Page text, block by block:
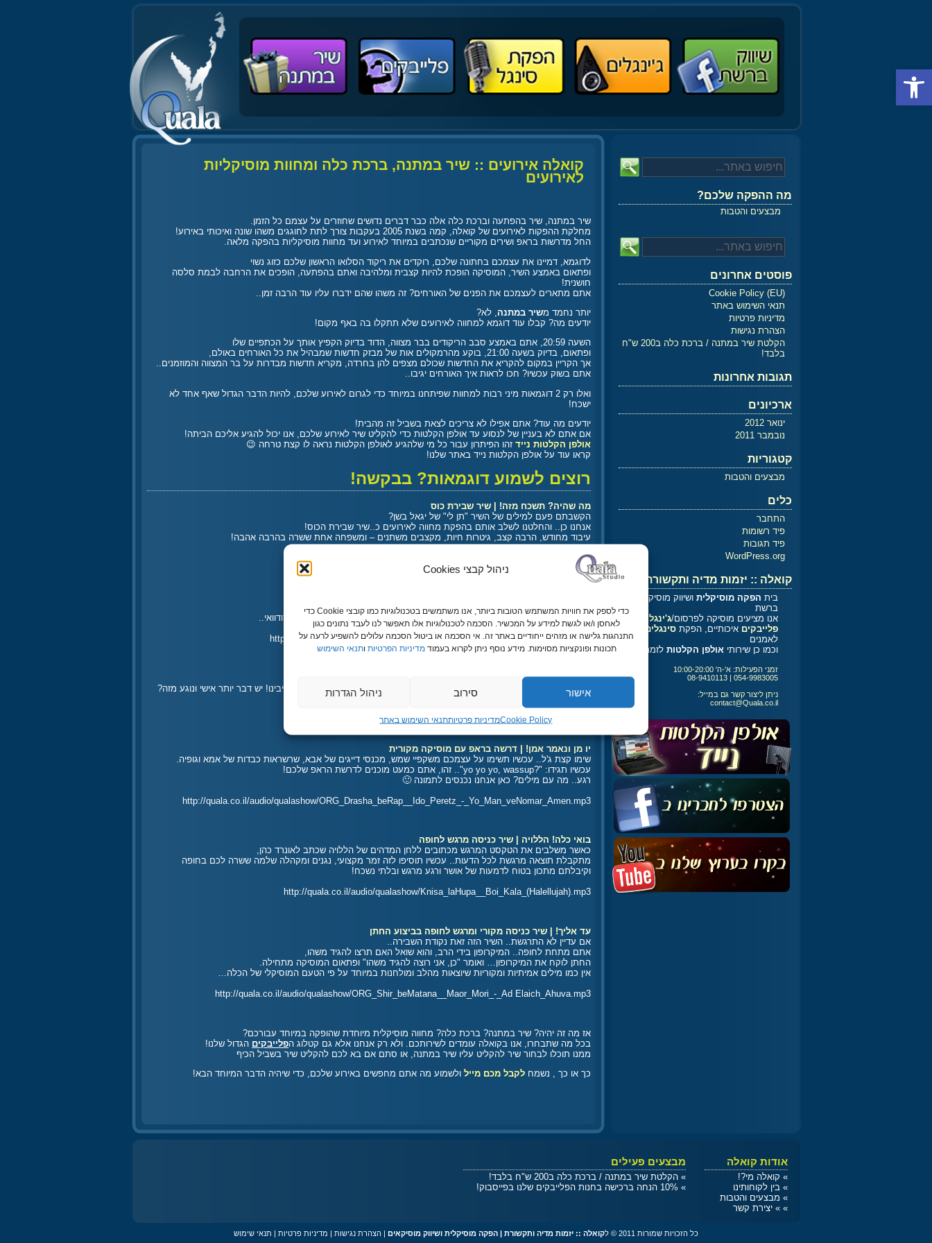
פתח סרגל נגישות
ניהול קבצי Cookies
כדי לספק את חוויות המשתמש הטובות ביותר, אנו משתמשים בטכנולוגיות כמו קובצי Cookie כדי
לאחסן ו/או לגשת למידע על המכשיר. הסכמה לטכנולוגיות אלו תאפשר לנו לעבד נתונים כגון
התנהגות גלישה או מזהים ייחודיים באתר זה. אי הסכמה או ביטול הסכמה עלולים להשפיע לרעה על
תכונות ופונקציות מסוימות. מידע נוסף ניתן לקרוא בעמודמדיניות הפרטיות ותנאי השימוש
אישור סירוב ניהול הגדרות
Cookie Policyמדיניות פרטיותתנאי השימוש באתר
קואלה אירועים :: שיר במתנה, ברכת כלה ומחוות מוסיקליות
לאירועים
שיר במתנה, שיר בהפתעה וברכת כלה אלה כבר דברים נדושים שחוזרים על עצמם כל הזמן.
מחלקת ההפקות לאירועים של קואלה, קמה בשנת 2005 בעקבות צורך לתת לחוגגים משהו שונה ואיכותי באירוע!
החל מדרשות בראפ ושירים מקוריים שנכתבים במיוחד לאירוע ועד מחוות מוסיקליות בהפקה מלאה.
לדוגמא, דמיינו את עצמכם בחתונה שלכם, רוקדים את ריקוד הסלואו הראשון שלכם כזוג נשוי
ופתאום באמצע השיר, המוסיקה הופכת להיות קצבית ומלהיבה ואתם בהפתעה, הופכים את הרחבה לבמת סלסה
חושנית!
אתם מתארים לעצמכם את הפנים של האורחים? זה משהו שהם ידברו עליו עוד הרבה זמן..
יותר נחמד משיר במתנה , לא?
יודעים מה? קבלו עוד דוגמא למחווה לאירועים שלא תתקלו בה באף מקום!
השעה 20:59, אתם באמצע סבב הריקודים בבר מצווה, הדוד בדיוק הקפיץ אותך על הכתפיים שלו
ופתאום, בדיוק בשעה 21:00, בוקע מהרמקולים אות של מבזק חדשות שמבהיל את כל האורחים באולם,
אך הקריין במקום להקריא את החדשות שכולם מצפים להן בחרדה, מקריא חדשות מבדרות על בר המצווה והמוזמנים..
אתם בשוק עכשיו? חכו לראות איך האורחים יגיבו..
ואלו רק 2 דוגמאות מיני רבות למחוות שפיתחנו במיוחד כדי לגרום לאירוע שלכם, להיות הדבר הגדול שאף אחד לא
ישכח!
יודעים מה עוד? אתם אפילו לא צריכים לצאת בשביל זה מהבית!
אם אתם לא בעניין של לנסוע עד אולפן הקלטות כדי להקליט שיר לאירוע שלכם, אנו יכול להגיע אליכם הביתה!
אולפן הקלטות נייד זהו הפיתרון עבור כל מי שלהגיע לאולפן הקלטות נראה לו קצת טרחה 😉
קראו עוד על אולפן הקלטות נייד באתר שלנו!
רוצים לשמוע דוגמאות? בבקשה!
מה שהיה? תשכח מזה! | שיר שבירת כוס
הקשבתם פעם למילים של השיר "תן לי" של יגאל בשן?
אנחנו כן.. והחלטנו לשלב אותם בהפקת מחווה לאירועים כ..שיר שבירת הכוס!
עיבוד מחודש, הרבה קצב, גיטרות חיות, מקצבים משתנים – ומשפחה אחת ששרה בהרבה אהבה!
http://quala.co.il/audio/qualashow/Shvirat_Kos__Ten_Li.mp3
אין דבר מלבב יותר מלראות משפחה שלמה שרה ומופיעה על הבמה
ועכשיו תארו לכם שזה לא סתם שיר.. אלא זה לא פחות ולא יותר – שיר ממחזמר ברודוואי..
http://quala.co.il/audio/qualashow/Shir_beMatana__Dolev_Family_-_Tamari.mp3
מבזק חדשות | מחווה מוסיקלית לחתונה או בר מצווה
כמובטח דוגמא למבזק חדשות מבדר עם בדיחות פנימיות שרק המשפחה והחברים יבינו! יש דבר יותר אישי ונוגע מזה?
http://quala.co.il/audio/qualashow/News__Sorani_Family_Wedding.mp3
יו מן ונאמר אמן! | דרשה בראפ עם מוסיקה מקורית
שימו קצת ג'ל.. עכשיו תשימו על עצמכם משקפיי שמש, מכנסי דייגים של אבא, שרשראות כבדות של אמא וגופיה.
עכשיו תגידו: "?yo yo yo, wassup".. זהו, אתם כמעט מוכנים לדרשת הראפ שלכם!
רגע.. מה עם מילים? כאן אנחנו נכנסים לתמונה 🙂
http://quala.co.il/audio/qualashow/ORG_Drasha_beRap__Ido_Peretz_-_Yo_Man_veNomar_Amen.mp3
בואי כלה! הללויה | שיר כניסה מרגש לחופה
כאשר משלבים את הטקסט המרגש מכתובים ללחן המדהים של הללויה שכתב לאונרד כהן,
מתקבלת תוצאה מרגשת לכל הדעות.. עכשיו תוסיפו לזה זמר מקצועי, נגנים ומקהלה שלמה ששרה לכם בחופה
וקיבלתם מתכון בטוח לדמעות של אושר ורגע מרגש ובלתי נשכח!
http://quala.co.il/audio/qualashow/Knisa_laHupa__Boi_Kala_(Halellujah).mp3
עד אליך! | שיר כניסה מקורי ומרגש לחופה בביצוע החתן
אם עדיין לא התרגשת.. השיר הזה זאת נקודת השבירה..
אתם מתחת לחופה.. המיקרופון בידי הרב, והוא שואל האם תרצו להגיד משהו,
החתן לוקח את המיקרופון… ואומר "כן, אני רוצה להגיד משהו" ופתאום המוסיקה מתחילה.
אין כמו מילים אמיתיות ומקוריות שיוצאות מהלב ומולחנות במיוחד על פי הטעם המוסיקלי של הכלה…
http://quala.co.il/audio/qualashow/ORG_Shir_beMatana__Maor_Mori_-_Ad Elaich_Ahuva.mp3
אז מה זה יהיה? שיר במתנה? ברכת כלה? מחווה מוסיקלית מיוחדת שהופקה במיוחד עבורכם?
בכל מה שתבחרו, אנו בקואלה עומדים לשירותכם. ולא רק אנחנו אלא גם קטלוג הפלייבקים הגדול שלנו!
ממנו תוכלו לבחור שיר להקליט עליו שיר במתנה, או סתם אם בא לכם להקליט שיר בשביל הכיף
כך או כך , נשמח לקבל מכם מייל ולשמוע מה אתם מחפשים באירוע שלכם, כדי שיהיה הדבר המיוחד הבא!
מה ההפקה שלכם?
מבצעים והטבות
פוסטים אחרונים
Cookie Policy (EU)
תנאי השימוש באתר
מדיניות פרטיות
הצהרת נגישות
הקלטת שיר במתנה / ברכת כלה ב200 ש"ח
בלבד!
תגובות אחרונות
ארכיונים
ינואר 2012
נובמבר 2011
קטגוריות
מבצעים והטבות
כלים
התחבר
פיד רשומות
פיד תגובות
WordPress.org
קואלה :: יזמות מדיה ותקשורת
בית הפקה מוסיקלית ושיווק מוסיקלי
ברשת
אנו מציעים מוסיקה לפרסום/ג'ינגלים
פלייבקים איכותיים, הפקת סינגלים
לאמנים
וכמו כן שירותי אולפן הקלטות לזמרים
זמני הפעילות: א'-ה' 10:00-20:00
054-9983005 | 08-9410113
ניתן ליצור קשר גם במייל:
contact@Quala.co.il
אודות קואלה
» קואלה מי?!
» בין לקוחותינו
» מבצעים והטבות
»
» יצירת קשר
מבצעים פעילים
» הקלטת שיר במתנה / ברכת כלה ב200 ש"ח בלבד!
» 10% הנחה ברכישה בחנות הפלייבקים שלנו בפייסבוק!
כל הזכויות שמורות 2011 © ל קואלה :: יזמות מדיה ותקשורת | הפקה מוסיקלית ושיווק מוסיקאים | הצהרת נגישות | מדיניות פרטיות | תנאי שימוש